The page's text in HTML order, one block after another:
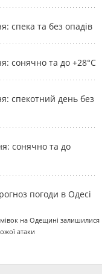
спека та без опадів
сонячно та до +28°С
спекотний день без
сонячно та до
погоди в Одесі
на Одещині залишилися
атаки